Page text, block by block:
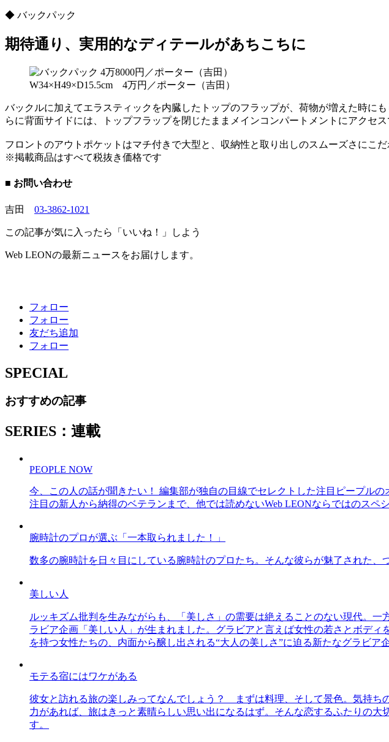
◆ バックパック
期待通り、実用的なディテールがあちこちに
W34×H49×D15.5cm 4万円／ポーター（吉田）
バックルに加えてエラスティックを内臓したトップのフラップが、荷物が増えた時に
らに背面サイドには、トップフラップを閉じたままメインコンパートメントにアクセス
フロントのアウトポケットはマチ付きで大型と、収納性と取り出しのスムーズさにこだ
※掲載商品はすべて税抜き価格です
■ お問い合わせ
吉田 03-3862-1021
この記事が気に入ったら「いいね！」しよう
Web LEONの最新ニュースをお届けします。
フォロー
フォロー
友だち追加
フォロー
SPECIAL
おすすめの記事
SERIES：連載
PEOPLE NOW
今、この人の話が聞きたい！ 編集部が独自の目線でセレクトした注目ピープル
注目の新人から納得のベテランまで、他では読めないWeb LEONならではのスペ
腕時計のプロが選ぶ「一本取られました！」
数多の腕時計を日々目にしている腕時計のプロたち。そんな彼らが魅了された
美しい人
ルッキズム批判を生みながらも、「美しさ」の需要は絶えることのない現代。
ラビア企画「美しい人」が生まれました。グラビアと言えば女性の若さとボデ
を持つ女性たちの、内面から醸し出される“大人の美しさ”に迫る新たなグラビア
モテる宿にはワケがある
彼女と訪れる旅の楽しみってなんでしょう？ まずは料理、そして景色。気持ち
力があれば、旅はきっと素晴らしい思い出になるはず。そんな恋するふたりの
す。